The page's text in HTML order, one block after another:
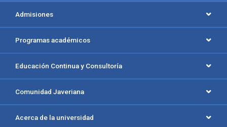
Admisiones
Programas académicos
Educación Continua y Consultoría
Comunidad Javeriana
Acerca de la universidad